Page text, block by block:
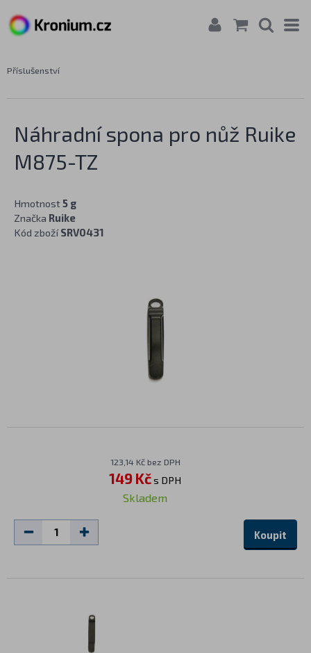
Příslušenství
Náhradní spona pro nůž Ruike
M875-TZ
Hmotnost5 g
Značka Ruike
Kód zbožíSRV0431
123,14 Kč bez DPH
149 Kčs DPH
Skladem
Koupit